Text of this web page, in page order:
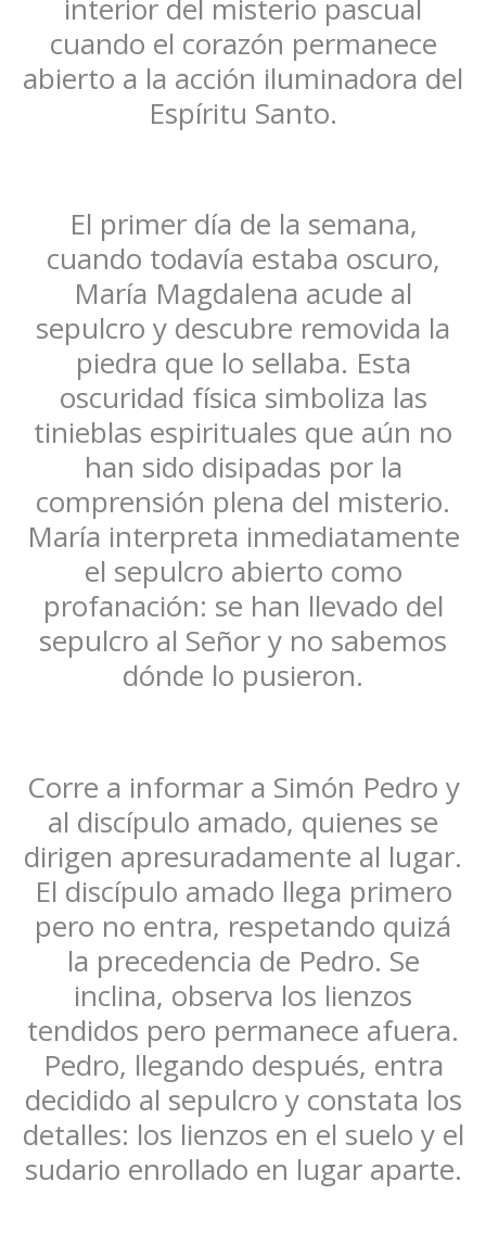
interior del misterio pascual
cuando el corazón permanece
abierto a la acción iluminadora del
Espíritu Santo.
El primer día de la semana,
cuando todavía estaba oscuro,
María Magdalena acude al
sepulcro y descubre removida la
piedra que lo sellaba. Esta
oscuridad física simboliza las
tinieblas espirituales que aún no
han sido disipadas por la
comprensión plena del misterio.
María interpreta inmediatamente
el sepulcro abierto como
profanación: se han llevado del
sepulcro al Señor y no sabemos
dónde lo pusieron.
Corre a informar a Simón Pedro y
al discípulo amado, quienes se
dirigen apresuradamente al lugar.
El discípulo amado llega primero
pero no entra, respetando quizá
la precedencia de Pedro. Se
inclina, observa los lienzos
tendidos pero permanece afuera.
Pedro, llegando después, entra
decidido al sepulcro y constata los
detalles: los lienzos en el suelo y el
sudario enrollado en lugar aparte.